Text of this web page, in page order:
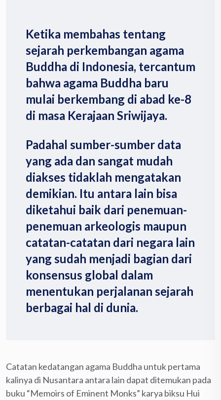
Ketika membahas tentang
sejarah perkembangan agama
Buddha di Indonesia, tercantum
bahwa agama Buddha baru
mulai berkembang di abad ke-8
di masa Kerajaan Sriwijaya.
Padahal sumber-sumber data
yang ada dan sangat mudah
diakses tidaklah mengatakan
demikian. Itu antara lain bisa
diketahui baik dari penemuan-
penemuan arkeologis maupun
catatan-catatan dari negara lain
yang sudah menjadi bagian dari
konsensus global dalam
menentukan perjalanan sejarah
berbagai hal di dunia.
Catatan kedatangan agama Buddha untuk pertama
kalinya di Nusantara antara lain dapat ditemukan pada
buku “Memoirs of Eminent Monks” karya biksu Hui